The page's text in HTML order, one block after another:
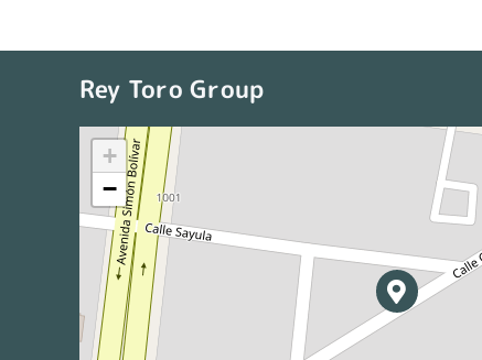
Rey Toro Group
+
−